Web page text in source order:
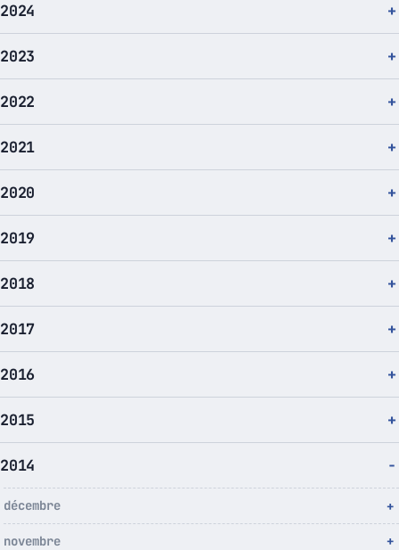
2024
2023
2022
2021
2020
2019
2018
2017
2016
2015
2014
décembre
novembre